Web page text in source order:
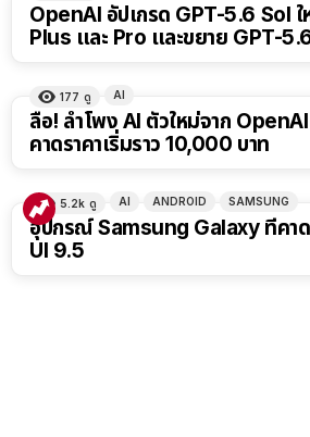
OpenAI อัปเกรด GPT-5.6 Sol ใ
Plus และ Pro และขยาย GPT-
177 ดู AI
ลือ! ลำโพง AI ตัวใหม่จาก
คาดราคาเริ่มราว 10,000 บาท
5.2k ดู AI ANDROID SAMSUNG
อุปกรณ์ Samsung Galaxy ที่คาด
UI 9.5